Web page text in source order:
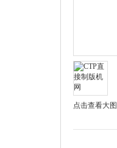
点击查看大图